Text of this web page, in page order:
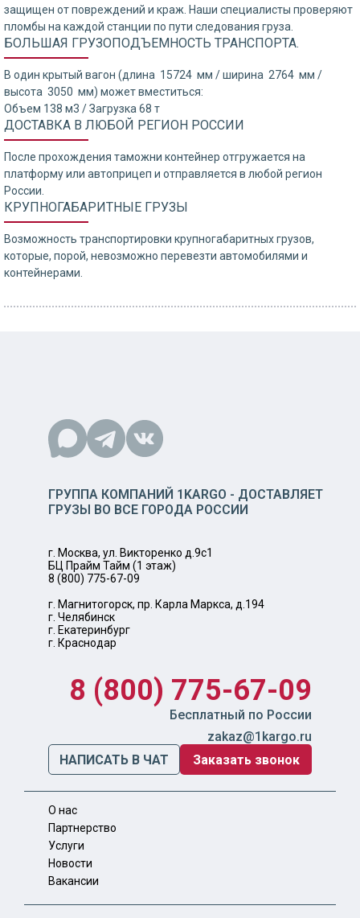
защищен от повреждений и краж. Наши специалисты проверяют
пломбы на каждой станции по пути следования груза.
БОЛЬШАЯ ГРУЗОПОДЪЕМНОСТЬ ТРАНСПОРТА.
В один крытый вагон (длина 15724 мм / ширина 2764 мм /
высота 3050 мм) может вместиться:
Объем 138 м3 / Загрузка 68 т
ДОСТАВКА В ЛЮБОЙ РЕГИОН РОССИИ
После прохождения таможни контейнер отгружается на
платформу или автоприцеп и отправляется в любой регион
России.
КРУПНОГАБАРИТНЫЕ ГРУЗЫ
Возможность транспортировки крупногабаритных грузов,
которые, порой, невозможно перевезти автомобилями и
контейнерами.
ГРУППА КОМПАНИЙ 1KARGO - ДОСТАВЛЯЕТ
ГРУЗЫ ВО ВСЕ ГОРОДА РОССИИ
г. Москва, ул. Викторенко д.9с1
БЦ Прайм Тайм (1 этаж)
8 (800) 775-67-09
г. Магнитогорск, пр. Карла Маркса, д.194
г. Челябинск
г. Екатеринбург
г. Краснодар
8 (800) 775-67-09
Бесплатный по России
zakaz@1kargo.ru
НАПИСАТЬ В ЧАТ
Заказать звонок
О нас
Партнерство
Услуги
Новости
Вакансии